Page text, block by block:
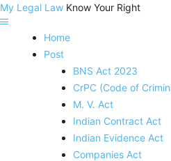
My Legal Law Know Your Right
Home
Post
BNS Act 2023
CrPC (Code of
M. V. Act
Indian Contract Act
Indian Evidence Act
Companies Act